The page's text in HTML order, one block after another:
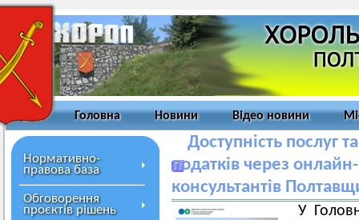
Головна Новини Відео новини
Нормативно-
правова база
Обговорення
проєктів рішень
Доступність послуг
податків через
консультантів
У